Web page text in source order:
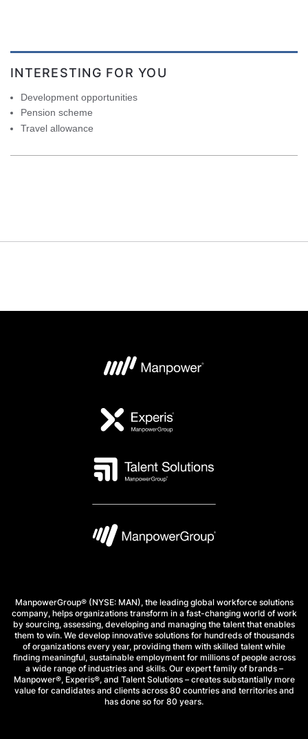
INTERESTING FOR YOU
Development opportunities
Pension scheme
Travel allowance
ManpowerGroup® (NYSE: MAN), the leading global workforce solutions
company, helps organizations transform in a fast-changing world of work
by sourcing, assessing, developing and managing the talent that enables
them to win. We develop innovative solutions for hundreds of thousands
of organizations every year, providing them with skilled talent while
finding meaningful, sustainable employment for millions of people across
a wide range of industries and skills. Our expert family of brands –
Manpower®, Experis®, and Talent Solutions – creates substantially more
value for candidates and clients across 80 countries and territories and
has done so for 80 years.